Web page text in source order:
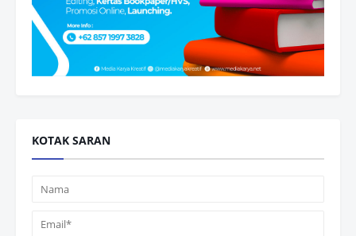
KOTAK SARAN